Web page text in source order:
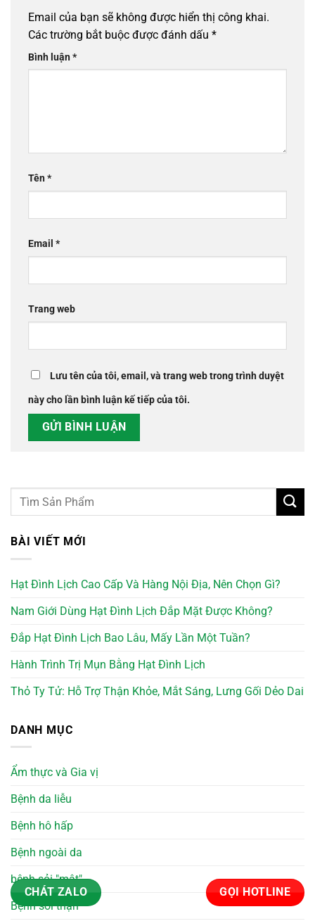
Email của bạn sẽ không được hiển thị công khai.
Các trường bắt buộc được đánh dấu *
Bình luận*
Tên*
Email *
Trang web
Lưu tên của tôi, email, và trang web trong trình duyệt
này cho lần bình luận kế tiếp của tôi.
BÀI VIẾT MỚI
Hạt Đình Lịch Cao Cấp Và Hàng Nội Địa, Nên Chọn Gì?
Nam Giới Dùng Hạt Đình Lịch Đắp Mặt Được Không?
Đắp Hạt Đình Lịch Bao Lâu, Mấy Lần Một Tuần?
Hành Trình Trị Mụn Bằng Hạt Đình Lịch
Thỏ Ty Tử: Hỗ Trợ Thận Khỏe, Mắt Sáng, Lưng Gối Dẻo Dai
DANH MỤC
Ẩm thực và Gia vị
Bệnh da liễu
Bệnh hô hấp
Bệnh ngoài da
bệnh sỏi "mật"
Bệnh sỏi thận
CHÁT ZALO GỌI HOTLINE